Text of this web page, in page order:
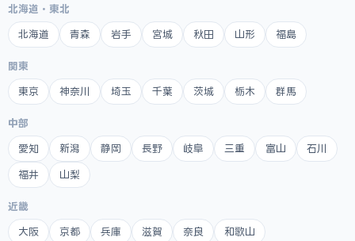
北海道・東北
北海道 青森 岩手 宮城 秋田 山形 福島
関東
東京 神奈川 埼玉 千葉 茨城 栃木 群馬
中部
愛知 新潟 静岡 長野 岐阜 三重 富山 石川
福井 山梨
近畿
大阪 京都 兵庫 滋賀 奈良 和歌山